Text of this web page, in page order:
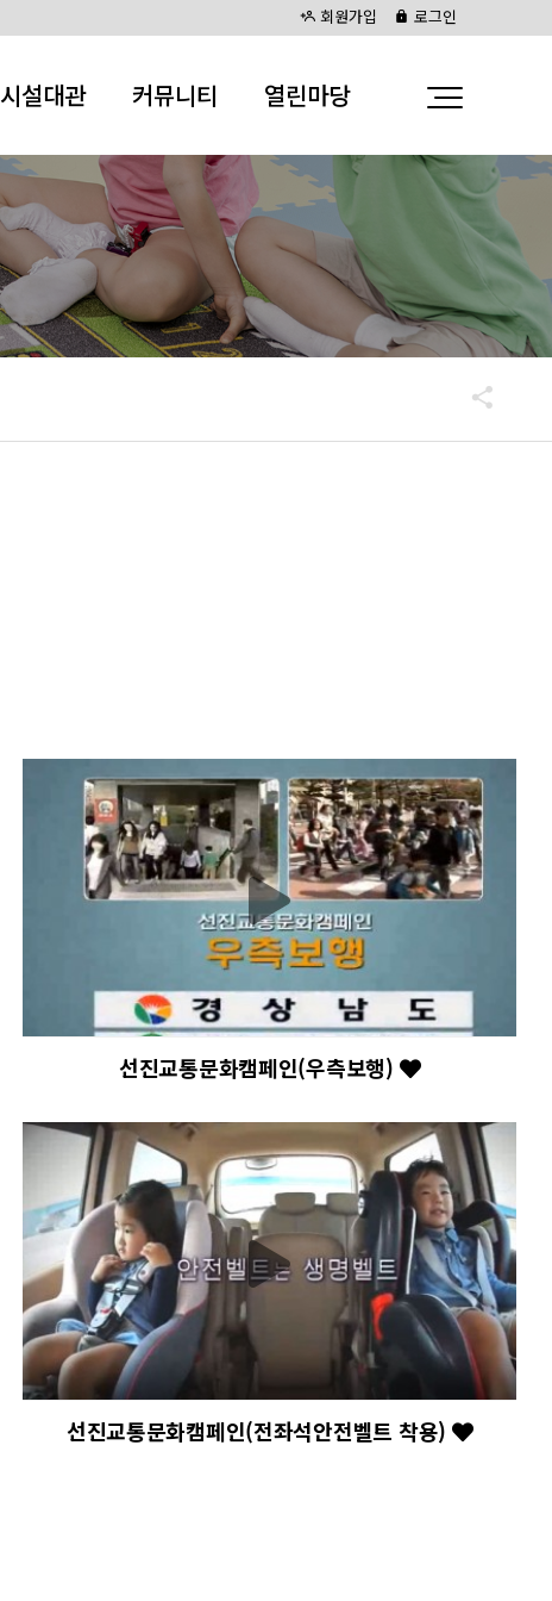
회원가입 로그인
시설대관 커뮤니티 열린마당
선진교통문화캠페인(우측보행)
선진교통문화캠페인(전좌석안전벨트 착용)